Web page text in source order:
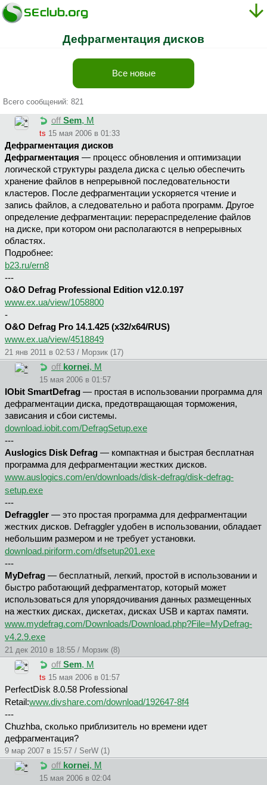
Дефрагментация дисков
Все новые
Всего сообщений: 821
off Sem, М
ts 15 мая 2006 в 01:33
Дефрагментация дисков
Дефрагментация — процесс обновления и оптимизации
логической структуры раздела диска с целью обеспечить
хранение файлов в непрерывной последовательности
кластеров. После дефрагментации ускоряется чтение и
запись файлов, а следовательно и работа программ. Другое
определение дефрагментации: перераспределение файлов
на диске, при котором они располагаются в непрерывных
областях.
Подробнее:
b23.ru/ern8
---
O&O Defrag Professional Edition v12.0.197
www.ex.ua/view/1058800
-
O&O Defrag Pro 14.1.425 (x32/x64/RUS)
www.ex.ua/view/4518849
21 янв 2011 в 02:53 / Морзик (17)
off kornei, М
15 мая 2006 в 01:57
IObit SmartDefrag — простая в использовании программа для
дефрагментации диска, предотвращающая торможения,
зависания и сбои системы.
download.iobit.com/DefragSetup.exe
---
Auslogics Disk Defrag — компактная и быстрая бесплатная
программа для дефрагментации жестких дисков.
www.auslogics.com/en/downloads/disk-defrag/disk-defrag-
setup.exe
---
Defraggler — это простая программа для дефрагментации
жестких дисков. Defraggler удобен в использовании, обладает
небольшим размером и не требует установки.
download.piriform.com/dfsetup201.exe
---
MyDefrag — бесплатный, легкий, простой в использовании и
быстро работающий дефрагментатор, который может
использоваться для упорядочивания данных размещенных
на жестких дисках, дискетах, дисках USB и картах памяти.
www.mydefrag.com/Downloads/Download.php?File=MyDefrag-
v4.2.9.exe
21 дек 2010 в 18:55 / Морзик (8)
off Sem, М
ts 15 мая 2006 в 01:57
PerfectDisk 8.0.58 Professional
Retail:www.divshare.com/download/192647-8f4
---
Chuzhba, сколько приблизитель но времени идет
дефрагментация?
9 мар 2007 в 15:57 / SerW (1)
off kornei, М
15 мая 2006 в 02:04